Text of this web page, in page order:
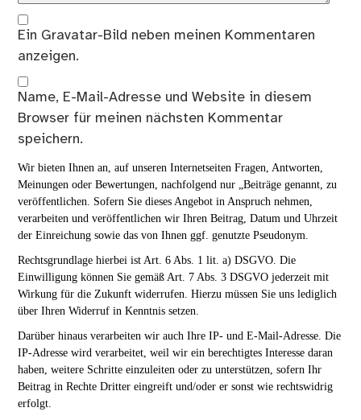
Ein Gravatar-Bild neben meinen Kommentaren
anzeigen.
Name, E-Mail-Adresse und Website in diesem
Browser für meinen nächsten Kommentar
speichern.
Wir bieten Ihnen an, auf unseren Internetseiten Fragen, Antworten,
Meinungen oder Bewertungen, nachfolgend nur „Beiträge genannt, zu
veröffentlichen. Sofern Sie dieses Angebot in Anspruch nehmen,
verarbeiten und veröffentlichen wir Ihren Beitrag, Datum und Uhrzeit
der Einreichung sowie das von Ihnen ggf. genutzte Pseudonym.
Rechtsgrundlage hierbei ist Art. 6 Abs. 1 lit. a) DSGVO. Die
Einwilligung können Sie gemäß Art. 7 Abs. 3 DSGVO jederzeit mit
Wirkung für die Zukunft widerrufen. Hierzu müssen Sie uns lediglich
über Ihren Widerruf in Kenntnis setzen.
Darüber hinaus verarbeiten wir auch Ihre IP- und E-Mail-Adresse. Die
IP-Adresse wird verarbeitet, weil wir ein berechtigtes Interesse daran
haben, weitere Schritte einzuleiten oder zu unterstützen, sofern Ihr
Beitrag in Rechte Dritter eingreift und/oder er sonst wie rechtswidrig
erfolgt.